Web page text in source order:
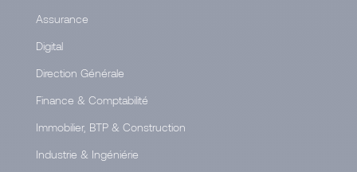
Assurance
Digital
Direction Générale
Finance & Comptabilité
Immobilier, BTP & Construction
Industrie & Ingéniérie